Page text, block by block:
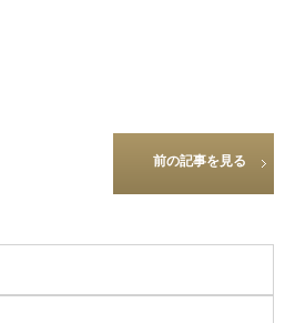
前の記事を見る